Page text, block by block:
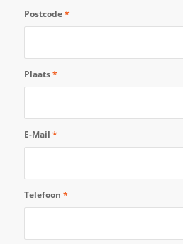
Postcode*
Plaats*
E-Mail *
Telefoon *